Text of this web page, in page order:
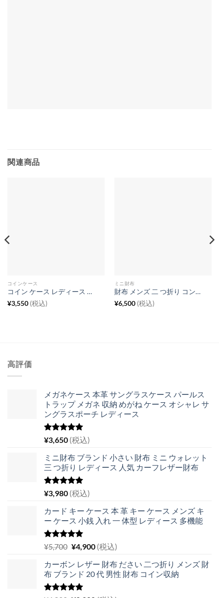
関連商品
コインケース
コイン ケース レディース かわいい豚 小銭入れ カードも入る ミニポーチ 牛革
¥3,550(税込)
ミニ財布
財布 メンズ 二 つ折り コンパクト 財布 クレイジーホースレザー 多 機能 財布 ミニウォレット チェーン
¥6,500(税込)
高評価
メガネケース 本革 サングラスケース パールス
トラップ メガネ 収納 めがね ケース オシャレ サ
ングラスポーチ レディース
5段階中
5.00
の評価
¥3,650 (税込)
ミニ財布 ブランド 小さい 財布 ミニ ウォレット
三 つ折り レディース 人気 カーフレザー財布
5段階中
5.00
の評価
¥3,980 (税込)
カード キー ケース 本 革 キー ケース メンズ キ
ー ケース 小銭 入れ 一 体型 レディース 多機能
5段階中
5.00
の評価
¥5,700 元
価
格
は
¥4,900現
の
価
(税込)
カーボン レザー 財布 ださい 二つ折り メンズ 財
布 ブランド 20 代 男性 財布 コイン収納